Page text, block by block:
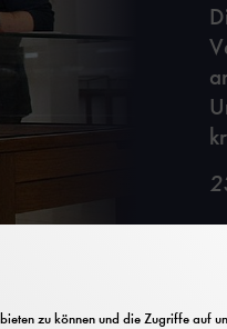
zu können und die Zugriffe auf